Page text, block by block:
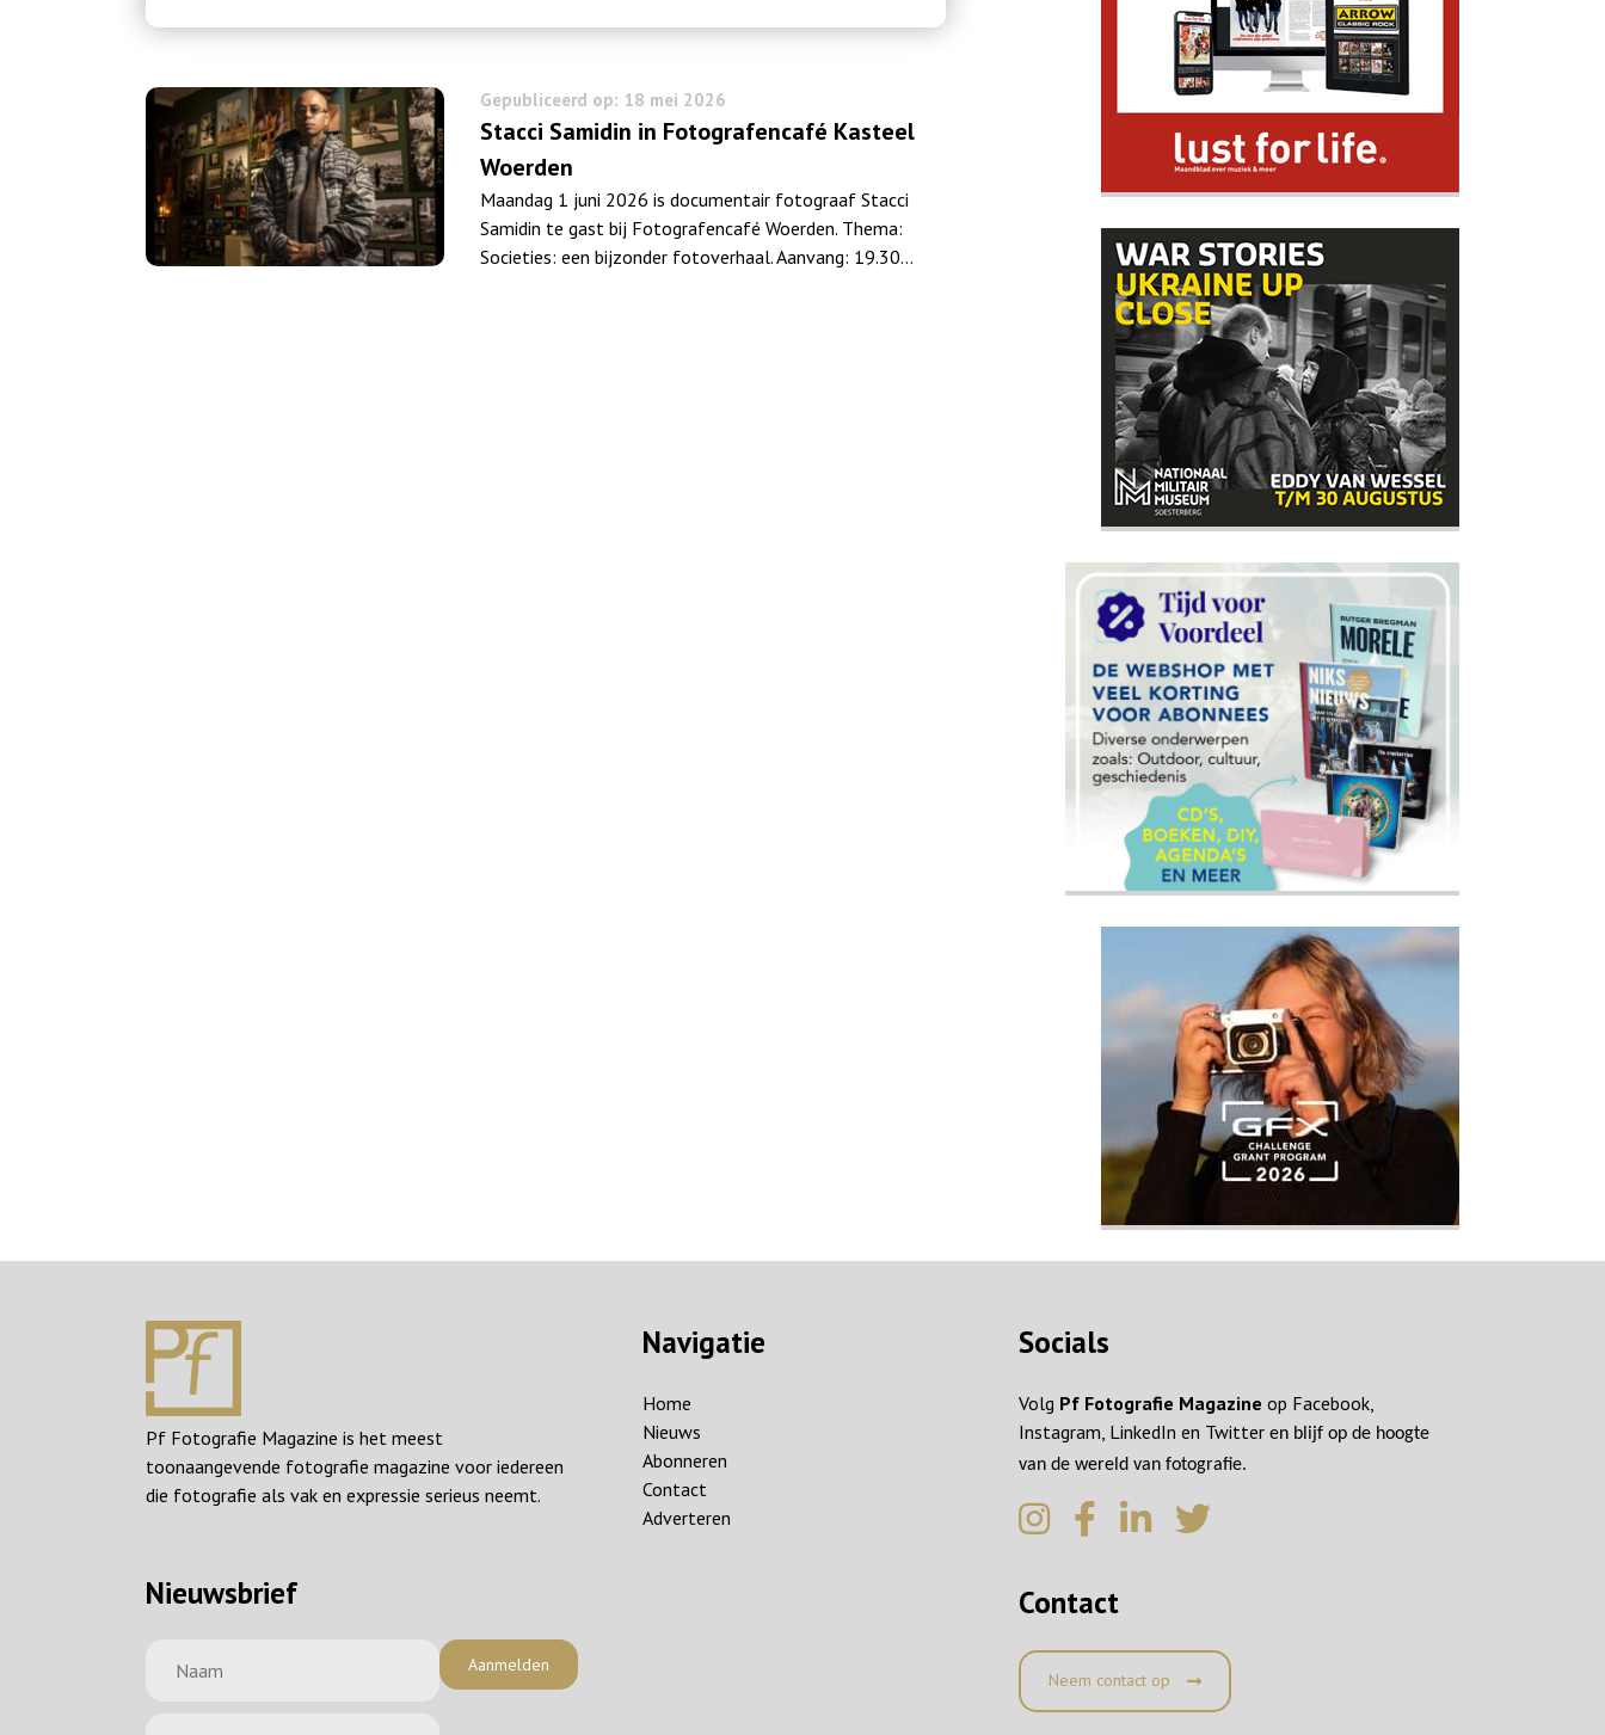
Gepubliceerd op: 18 mei 2026
Stacci Samidin in Fotografencafé Kasteel
Woerden
Maandag 1 juni 2026 is documentair fotograaf Stacci
Samidin te gast bij Fotografencafé Woerden. Thema:
Societies: een bijzonder fotoverhaal. Aanvang: 19.30…
Pf Fotografie Magazine is het meest
toonaangevende fotografie magazine voor iedereen
die fotografie als vak en expressie serieus neemt.
Nieuwsbrief
Aanmelden
Navigatie
Home
Nieuws
Abonneren
Contact
Adverteren
Socials
Volg Pf Fotografie Magazine op Facebook,
Instagram, LinkedIn en Twitteren blijf op de hoogte
van de wereld van fotografie.
Contact
Neem contact op